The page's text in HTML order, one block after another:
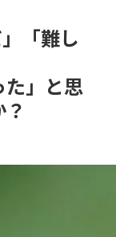
「難し
」と思